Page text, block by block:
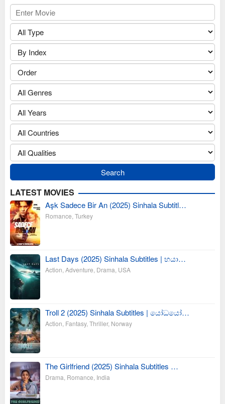
LATEST MOVIES
Aşk Sadece Bir An (2025) Sinhala Subtitl…
Romance Turkey
Last Days (2025) Sinhala Subtitles | භයා…
Action Adventure Drama USA
Troll 2 (2025) Sinhala Subtitles | යෝධයෝ…
Action Fantasy, Thriller, Norway
The Girlfriend (2025) Sinhala Subtitles …
Drama Romance India